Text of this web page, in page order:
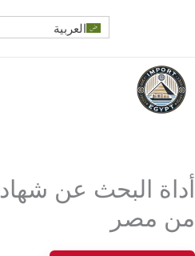
العربية
أداة البحث عن
من مصر